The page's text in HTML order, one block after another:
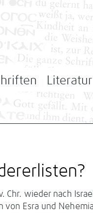
Literatur
Chr. wieder nach
von Esra und